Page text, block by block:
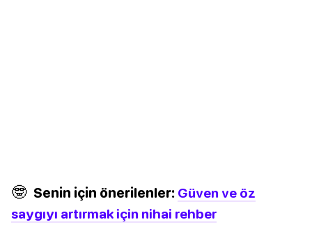
🤓 Senin için önerilenler: Güven ve öz
saygıyı artırmak için nihai rehber